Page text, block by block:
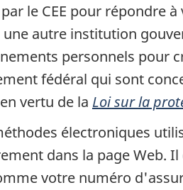
le CEE pour répondre
autre institution
personnels pour
fédéral qui sont
vertu de la Loi sur la
électroniques
dans la page Web.
votre numéro